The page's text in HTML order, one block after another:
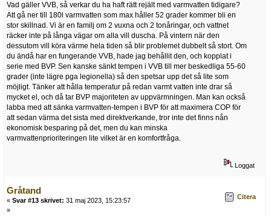
Vad gäller VVB, så verkar du ha haft rätt rejält med varmvatten tidigare?
Att gå ner till 180l varmvatten som max håller 52 grader kommer bli en
stor skillnad. Vi är en familj om 2 vuxna och 2 tonåringar, och vattnet
räcker inte på långa vägar om alla vill duscha. På vintern när den
dessutom vill köra värme hela tiden så blir problemet dubbelt så stort. Om
du ändå har en fungerande VVB, hade jag behållit den, och kopplat i
serie med BVP. Sen kanske sänkt tempen i VVB till mer beskedliga 55-60
grader (inte lägre pga legionella) så den spetsar upp det så lite som
möjligt. Tänker att hålla temperatur på redan varmt vatten inte drar så
mycket el, och då tar BVP majoriteten av uppvärmningen. Man kan också
labba med att sänka varmvatten-tempen i BVP för att maximera COP för
att sedan värma det sista med direktverkande, tror inte det finns nån
ekonomisk besparing på det, men du kan minska
varmvattenprioriteringen lite vilket är en komfortfråga.
Loggat
Gråtand
« Svar #13 skrivet: 31 maj 2023, 15:23:57
»
Citera